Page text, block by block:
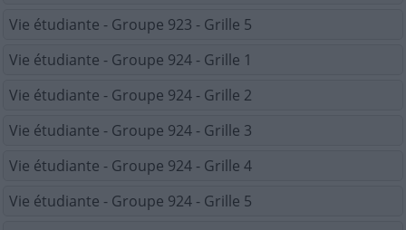
Vie étudiante - Groupe 923 - Grille 5
Vie étudiante - Groupe 924 - Grille 1
Vie étudiante - Groupe 924 - Grille 2
Vie étudiante - Groupe 924 - Grille 3
Vie étudiante - Groupe 924 - Grille 4
Vie étudiante - Groupe 924 - Grille 5